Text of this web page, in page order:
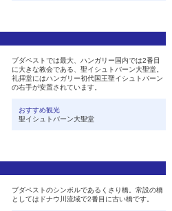
ブダペストでは最大、ハンガリー国内では2番目
に大きな教会である、聖イシュトバーン大聖堂。
礼拝堂にはハンガリー初代国王聖イシュトバーン
の右手が安置されています。
おすすめ観光
聖イシュトバーン大聖堂
ブダペストのシンボルであるくさり橋。常設の橋
としてはドナウ川流域で2番目に古い橋です。